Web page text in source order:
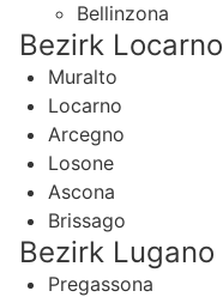
Bellinzona
Bezirk Locarno
Muralto
Locarno
Arcegno
Losone
Ascona
Brissago
Bezirk Lugano
Pregassona